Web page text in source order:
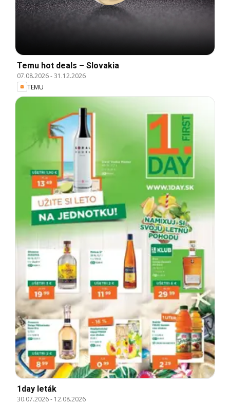
Temu hot deals – Slovakia
07.08.2026-31.12.2026
TEMU
1day leták
30.07.2026- 12.08.2026